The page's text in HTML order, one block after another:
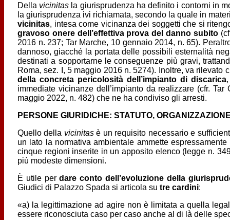
Della vicinitas la giurisprudenza ha definito i contorni in
la giurisprudenza ivi richiamata, secondo la quale in
vicinitas, intesa come vicinanza dei soggetti che si
gravoso onere dell’effettiva prova del danno subito
2016 n. 237; Tar Marche, 10 gennaio 2014, n. 65).
dannoso, giacché la portata delle possibili esternalità
destinati a sopportarne le conseguenze più gravi,
Roma, sez. I, 5 maggio 2016 n. 5274). Inoltre, va rilevato
della concreta pericolosità dell’impianto di discarica,
immediate vicinanze dell’impianto da realizzare (cfr.
maggio 2022, n. 482) che ne ha condiviso gli arresti.
PERSONE GIURIDICHE: STATUTO,
Quello della vicinitasè un requisito necessario e
un lato la normativa ambientale ammette
cinque regioni inserite in un apposito elenco (legge n.
più modeste dimensioni.
È utile perdare conto dell’evoluzione della
Giudici di Palazzo Spada si articola su tre cardini:
«a) la legittimazione ad agire non è limitata a quella
essere riconosciuta caso per caso anche al di là delle